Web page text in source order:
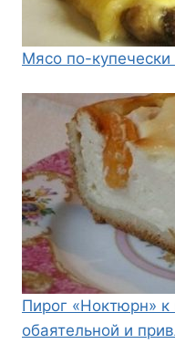
Мясо по-купечески
Пирог «Ноктюрн»
обаятельной и